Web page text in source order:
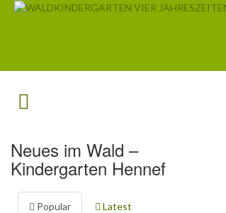
Neues im Wald –
Kindergarten Hennef
Popular Latest